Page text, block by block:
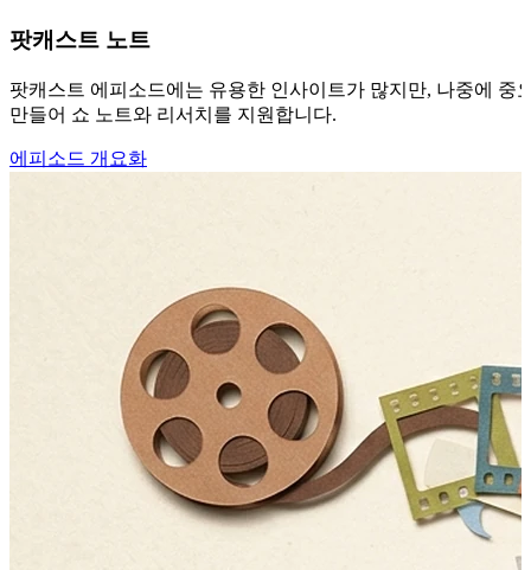
팟캐스트 노트
팟캐스트 에피소드에는 유용한 인사이트가 많지만, 나중에 중
만들어 쇼 노트와 리서치를 지원합니다.
에피소드 개요화